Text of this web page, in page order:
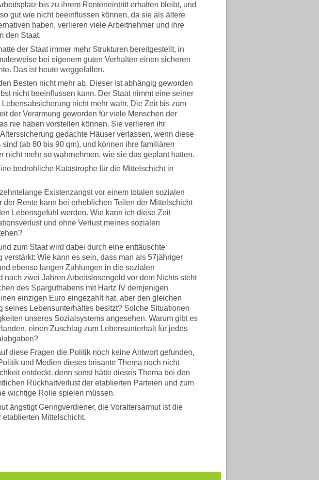
bis zu ihrem Renteneintritt erhalten bleibt, und
gut wie nicht beeinflussen können, da sie als ältere
haben, verlieren viele Arbeitnehmer und ihre
den Staat.
der Staat immer mehr Strukturen bereitgestellt, in
bei eigenem guten Verhalten einen sicheren
Das ist heute weggefallen.
Besten nicht mehr ab. Dieser ist abhängig geworden
nicht beeinflussen kann. Der Staat nimmt eine seiner
nicht mehr wahr. Die Zeit bis zum
der Verarmung geworden für viele Menschen der
nie haben vorstellen können. Sie verlieren ihr
gedachte Häuser verlassen, wenn diese
(ab 80 bis 90 qm), und können ihre familiären
nicht mehr so wahrnehmen, wie sie das geplant hatten.
bedrohliche Katastrophe für die Mittelschicht in
Existenzangst vor einem totalen sozialen
der Rente kann bei erheblichen Teilen der Mittelschicht
Lebensgefühl werden. Wie kann ich diese Zeit
und ohne Verlust meines sozialen
zum Staat wird dabei durch eine enttäuschte
verstärkt: Wie kann es sein, dass man als 57jähriger
ebenso langen Zahlungen in die sozialen
nach zwei Jahren Arbeitslosengeld vor dem Nichts steht
des Sparguthabens mit Hartz IV demjenigen
einzigen Euro eingezahlt hat, aber den gleichen
seines Lebensunterhaltes besitzt? Solche Situationen
unseres Sozialsystems angesehen. Warum gibt es
einen Zuschlag zum Lebensunterhalt für jedes
diese Fragen die Politik noch keine Antwort gefunden,
und Medien dieses brisante Thema noch nicht
entdeckt, denn sonst hätte dieses Thema bei den
Rückhaltverlust der etablierten Parteien und zum
wichtige Rolle spielen müssen.
ängstigt Geringverdiener, die Voraltersarmut ist die
Mittelschicht.